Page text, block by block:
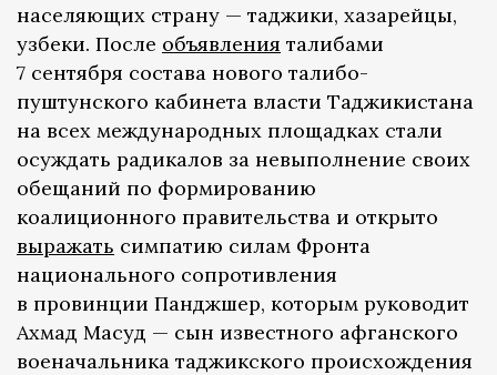
населяющих страну — таджики, хазарейцы,
узбеки. После объявления талибами
7 сентября состава нового талибо-
пуштунского кабинета власти Таджикистана
на всех международных площадках стали
осуждать радикалов за невыполнение своих
обещаний по формированию
коалиционного правительства и открыто
выражать симпатию силам Фронта
национального сопротивления
в провинции Панджшер, которым руководит
Ахмад Масуд — сын известного афганского
военачальника таджикского происхождения